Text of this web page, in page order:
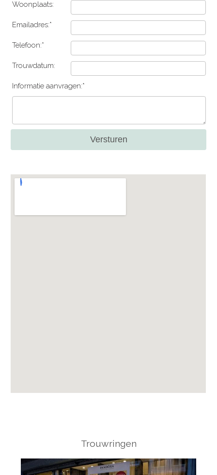
Woonplaats:
Emailadres:*
Telefoon:*
Trouwdatum:
Informatie aanvragen:*
Trouwringen